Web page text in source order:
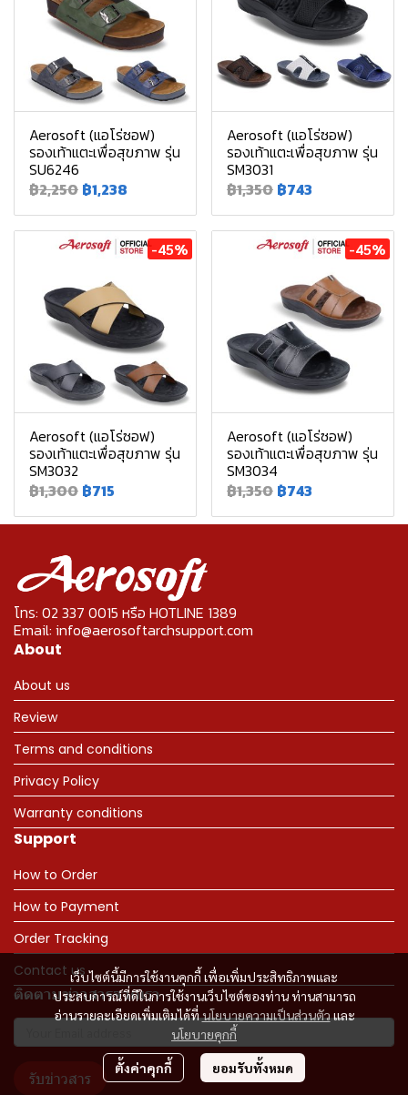
Aerosoft (แอโร่ซอฟ)
รองเท้าแตะเพื่อสุขภาพ รุ่น
SU6246
฿2,250 ฿1,238
Aerosoft (แอโร่ซอฟ)
รองเท้าแตะเพื่อสุขภาพ รุ่น
SM3031
฿1,350 ฿743
-45%
Aerosoft (แอโร่ซอฟ)
รองเท้าแตะเพื่อสุขภาพ รุ่น
SM3032
฿1,300 ฿715
-45%
Aerosoft (แอโร่ซอฟ)
รองเท้าแตะเพื่อสุขภาพ รุ่น
SM3034
฿1,350 ฿743
เว็บไซต์นี้มีการใช้งานคุกกี้ เพื่อเพิ่มประสิทธิภาพและ
ประสบการณ์ที่ดีในการใช้งานเว็บไซต์ของท่าน ท่านสามารถ
อ่านรายละเอียดเพิ่มเติมได้ที่นโยบายความเป็นส่วนตัวและ
นโยบายคุกกี้
ตั้งค่าคุกกี้ ยอมรับทั้งหมด
โทร: 02 337 0015 หรือ HOTLINE 1389
Email: info@aerosoftarchsupport.com
About
About us
Review
Terms and conditions
Privacy Policy
Warranty conditions
Support
How to Order
How to Payment
Order Tracking
Contact us
ติดตามข่าวสารจากเรา
รับข่าวสาร